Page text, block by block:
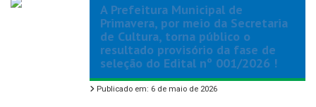
A Prefeitura Municipal de
Primavera, por meio da Secretaria
de Cultura, torna público o
resultado provisório da fase de
seleção do Edital nº 001/2026 !
Publicado em: 6 de maio de 2026